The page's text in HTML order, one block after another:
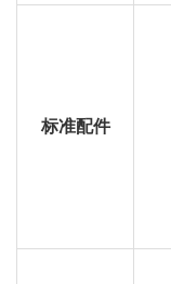
标准配件